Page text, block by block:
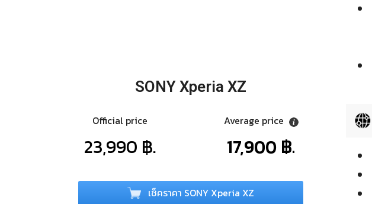
SONY Xperia XZ
Official price
23,990 ฿.
Average price
17,900 ฿.
เช็คราคา SONY Xperia XZ